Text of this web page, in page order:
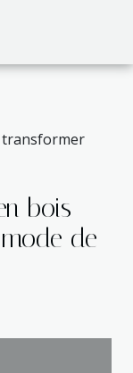
transformer
bois
de